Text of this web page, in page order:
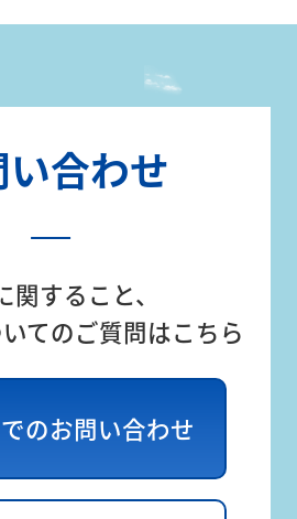
い合わせ
関すること、
てのご質問はこちら
のお問い合わせ